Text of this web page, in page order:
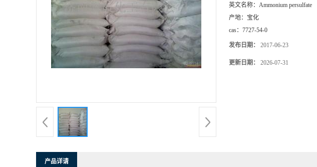
英文名称： Ammonium persulfate
产地： 宝化
cas： 7727-54-0
发布日期： 2017-06-23
更新日期： 2026-07-31
产品详请